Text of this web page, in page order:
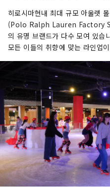
히로시마현내 최대 규모 아울렛
(Polo Ralph Lauren Factory
의 유명 브랜드가 다수 모여 있습
모든 이들의 취향에 맞는 라인업